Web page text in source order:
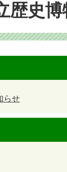
歴史
らせ